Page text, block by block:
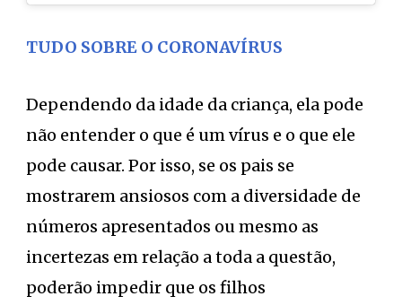
TUDO SOBRE O CORONAVÍRUS
Dependendo da idade da criança, ela pode
não entender o que é um vírus e o que ele
pode causar. Por isso, se os pais se
mostrarem ansiosos com a diversidade de
números apresentados ou mesmo as
incertezas em relação a toda a questão,
poderão impedir que os filhos